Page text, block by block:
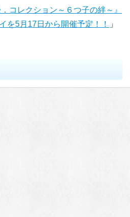
コレクション～６つ子の絆～』
を5月17日から開催予定！！
」